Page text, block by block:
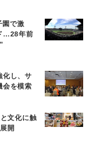
園で激
…28年前
化し、サ
会を模索
文化に触
開